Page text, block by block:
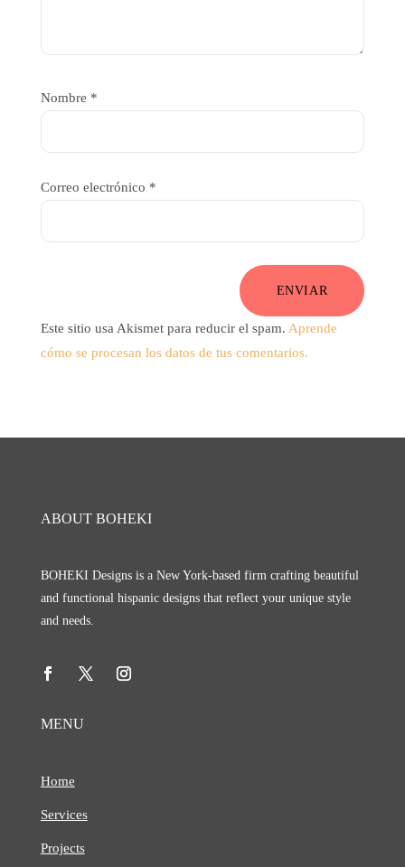
Nombre *
Correo electrónico *
ENVIAR
Este sitio usa Akismet para reducir el spam. Aprende
cómo se procesan los datos de tus comentarios.
ABOUT BOHEKI
BOHEKI Designs is a New York-based firm crafting beautiful
and functional hispanic designs that reflect your unique style
and needs.
MENU
Home
Services
Projects